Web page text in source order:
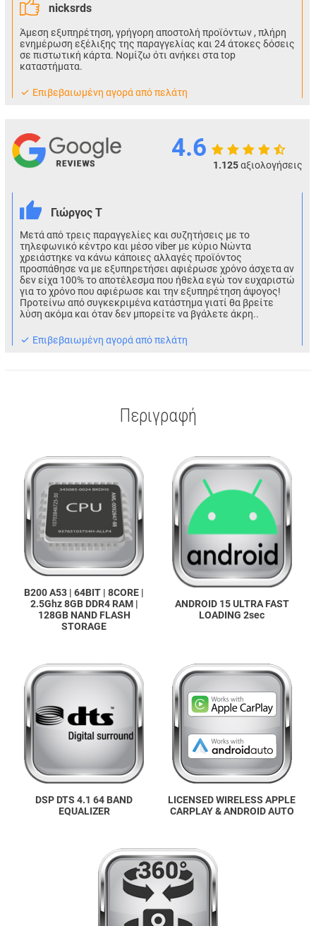
nicksrds
Άμεση εξυπηρέτηση, γρήγορη αποστολή προϊόντων , πλήρη
ενημέρωση εξέλιξης της παραγγελίας και 24 άτοκες δόσεις
σε πιστωτική κάρτα. Νομίζω ότι ανήκει στα top
καταστήματα.
Eπιβεβαιωμένη αγορά από πελάτη
4.6
1.125αξιολογήσεις
Γιώργος Τ
Μετά από τρεις παραγγελίες και συζητήσεις με το
τηλεφωνικό κέντρο και μέσο viber με κύριο Νώντα
χρειάστηκε να κάνω κάποιες αλλαγές προϊόντος
προσπάθησε να με εξυπηρετήσει αφιέρωσε χρόνο άσχετα αν
δεν είχα 100% το αποτέλεσμα που ήθελα εγώ τον ευχαριστώ
για το χρόνο που αφιέρωσε και την εξυπηρέτηση άψογος!
Προτείνω από συγκεκριμένα κατάστημα γιατί θα βρείτε
λύση ακόμα και όταν δεν μπορείτε να βγάλετε άκρη..
Eπιβεβαιωμένη αγορά από πελάτη
Περιγραφή
B200 A53 | 64BIT | 8CORE |
2.5Ghz 8GB DDR4 RAM |
128GB NAND FLASH
STORAGE
ANDROID 15 ULTRA FAST
LOADING 2sec
DSP DTS 4.1 64 BAND
EQUALIZER
LICENSED WIRELESS APPLE
CARPLAY & ANDROID AUTO